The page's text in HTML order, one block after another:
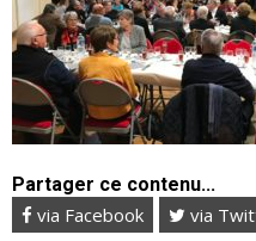
Partager ce contenu...
via Facebook via